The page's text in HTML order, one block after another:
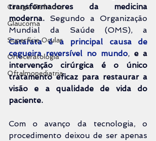
Cirurgia Refrativa
Glaucoma
Superfície Ocular
Ortoceratologia
Oftalmopediatria
transformadores da medicina
moderna. Segundo a Organização
Catarata é a principal causa de
cegueira reversível no mundo, e a
intervenção cirúrgica é o único
tratamento eficaz para restaurar a
visão e a qualidade de vida do
paciente.
Com o avanço da tecnologia, o
procedimento deixou de ser apenas